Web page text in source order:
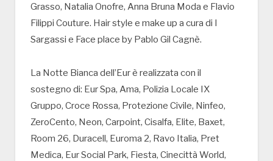
Grasso, Natalia Onofre, Anna Bruna Moda e Flavio
Filippi Couture. Hair style e make up a cura di I
Sargassi e Face place by Pablo Gil Cagnè.
La Notte Bianca dell’Eur è realizzata con il
sostegno di: Eur Spa, Ama, Polizia Locale IX
Gruppo, Croce Rossa, Protezione Civile, Ninfeo,
ZeroCento, Neon, Carpoint, Cisalfa, Elite, Baxet,
Room 26, Duracell, Euroma 2, Ravo Italia, Pret
Medica, Eur Social Park, Fiesta, Cinecittà World,